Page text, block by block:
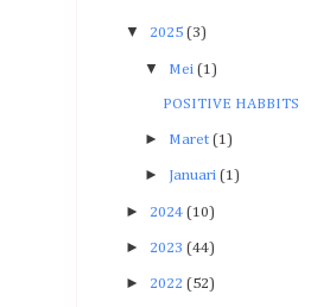
▼ 2025 (3)
▼ Mei (1)
POSITIVE HABBITS
► Maret (1)
► Januari (1)
► 2024 (10)
► 2023 (44)
► 2022 (52)